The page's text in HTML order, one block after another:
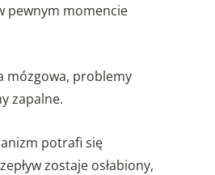
pewnym momencie
mózgowa, problemy
zapalne.
potrafi się
zostaje osłabiony,